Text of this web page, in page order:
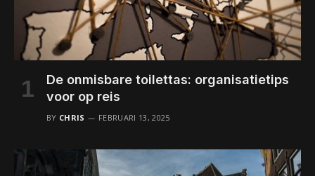
De onmisbare toilettas: organisatietips
voor op reis
BY CHRIS FEBRUARI 13, 2025